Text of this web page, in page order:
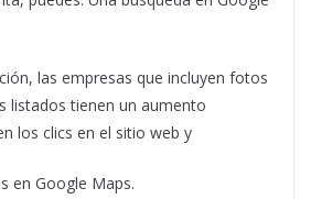
las empresas que incluyen fotos
listados tienen un aumento
los clics en el sitio web y
en Google Maps.